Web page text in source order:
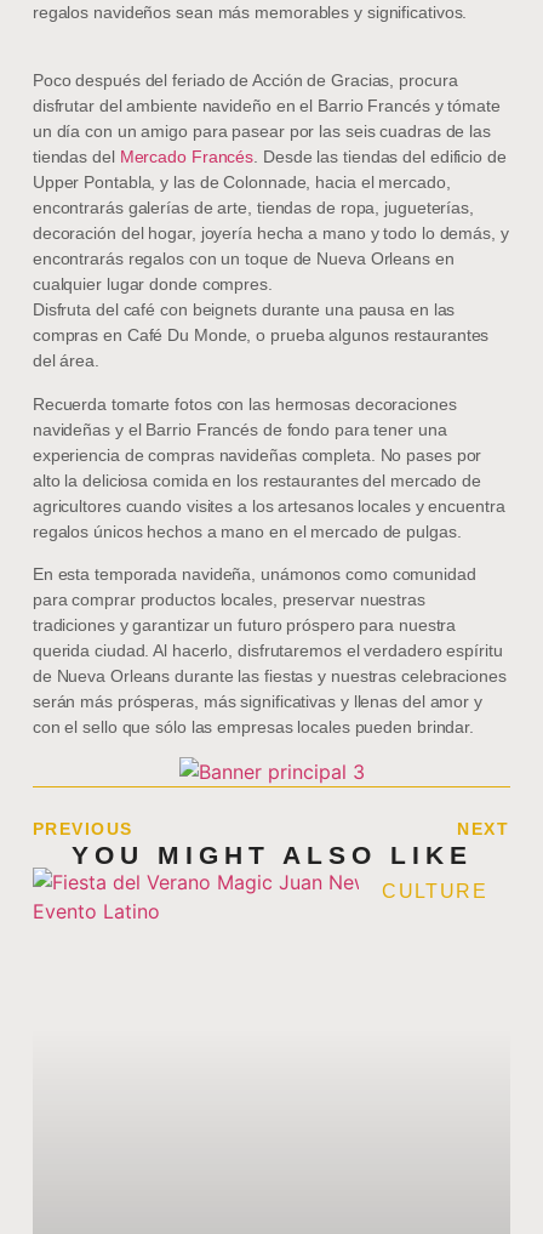
regalos navideños sean más memorables y significativos.
Poco después del feriado de Acción de Gracias, procura
disfrutar del ambiente navideño en el Barrio Francés y tómate
un día con un amigo para pasear por las seis cuadras de las
tiendas del Mercado Francés . Desde las tiendas del edificio de
Upper Pontabla, y las de Colonnade, hacia el mercado,
encontrarás galerías de arte, tiendas de ropa, jugueterías,
decoración del hogar, joyería hecha a mano y todo lo demás, y
encontrarás regalos con un toque de Nueva Orleans en
cualquier lugar donde compres.
Disfruta del café con beignets durante una pausa en las
compras en Café Du Monde, o prueba algunos restaurantes
del área.
Recuerda tomarte fotos con las hermosas decoraciones
navideñas y el Barrio Francés de fondo para tener una
experiencia de compras navideñas completa. No pases por
alto la deliciosa comida en los restaurantes del mercado de
agricultores cuando visites a los artesanos locales y encuentra
regalos únicos hechos a mano en el mercado de pulgas.
En esta temporada navideña, unámonos como comunidad
para comprar productos locales, preservar nuestras
tradiciones y garantizar un futuro próspero para nuestra
querida ciudad. Al hacerlo, disfrutaremos el verdadero espíritu
de Nueva Orleans durante las fiestas y nuestras celebraciones
serán más prósperas, más significativas y llenas del amor y
con el sello que sólo las empresas locales pueden brindar.
PREVIOUS NEXT
YOU MIGHT ALSO LIKE
CULTURE